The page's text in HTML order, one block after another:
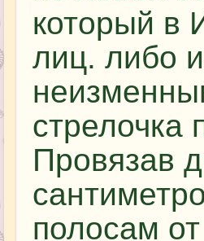
который в
лиц. либо
стрелочка
Провязав
полосам